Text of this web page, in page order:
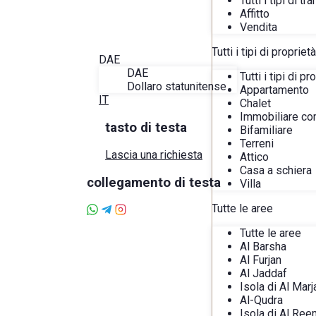
DAE
DAE
Dollaro statunitense
IT
tasto di testa
Lascia una richiesta
collegamento di testa
Affitto
Vendita
Tutti i tipi di proprietà
Tutti i tipi di
Appartamento
Chalet
Immobiliare
Bifamiliare
Terreni
Attico
Casa a schiera
Villa
Tutte le aree
Tutte le aree
Al Barsha
Al Furjan
Al Jaddaf
Isola di Al
Al-Qudra